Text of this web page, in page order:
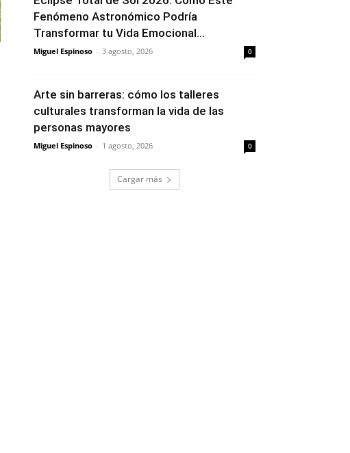
Fenómeno Astronómico Podría
Transformar tu Vida Emocional...
Miguel Espinoso - 3 agosto, 2026 0
Arte sin barreras: cómo los talleres
culturales transforman la vida de las
personas mayores
Miguel Espinoso - 1 agosto, 2026 0
Cargar más